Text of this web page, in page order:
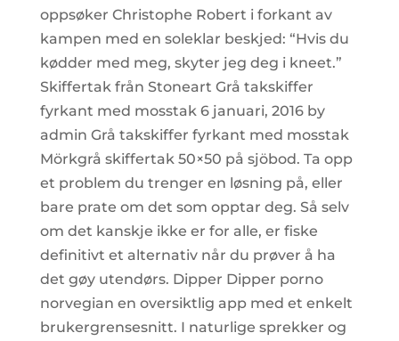
oppsøker Christophe Robert i forkant av
kampen med en soleklar beskjed: “Hvis du
kødder med meg, skyter jeg deg i kneet.”
Skiffertak från Stoneart Grå takskiffer
fyrkant med mosstak 6 januari, 2016 by
admin Grå takskiffer fyrkant med mosstak
Mörkgrå skiffertak 50×50 på sjöbod. Ta opp
et problem du trenger en løsning på, eller
bare prate om det som opptar deg. Så selv
om det kanskje ikke er for alle, er fiske
definitivt et alternativ når du prøver å ha
det gøy utendørs. Dipper Dipper porno
norvegian en oversiktlig app med et enkelt
brukergrensesnitt. I naturlige sprekker og